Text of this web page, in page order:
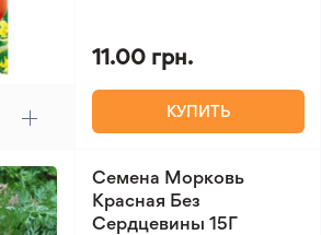
11.00 грн.
КУПИТЬ
Семена Морковь
Красная Без
Сердцевины 15Г